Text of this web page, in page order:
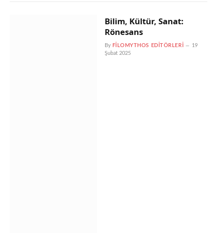
Bilim, Kültür, Sanat:
Rönesans
By FILOMYTHOS EDITÖRLERI
19
Şubat 2025